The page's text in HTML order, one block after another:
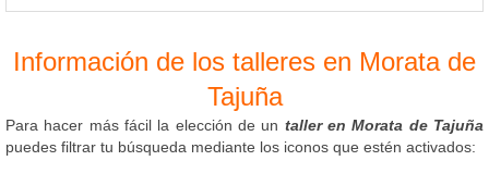
Información de los talleres en Morata de
Tajuña
Para hacer más fácil la elección de un taller en Morata de Tajuña
puedes filtrar tu búsqueda mediante los iconos que estén activados: